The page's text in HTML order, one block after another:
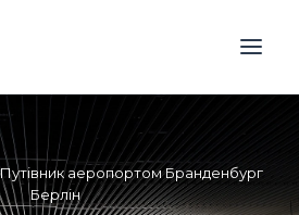
Путівник аеропортом Бранденбург
Берлін